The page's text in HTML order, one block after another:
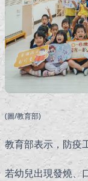
(圖/教育部)
教育部表示，防疫
若幼兒出現發燒、